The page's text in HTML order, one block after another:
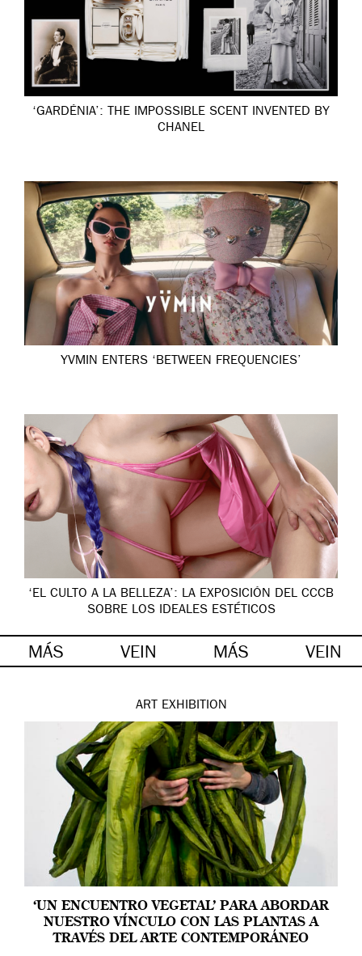
‘GARDÉNIA’: THE IMPOSSIBLE SCENT INVENTED BY
CHANEL
YVMIN ENTERS ‘BETWEEN FREQUENCIES’
‘EL CULTO A LA BELLEZA’: LA EXPOSICIÓN DEL CCCB
SOBRE LOS IDEALES ESTÉTICOS
MÁS VEIN MÁS VEIN
ART EXHIBITION
‘UN ENCUENTRO VEGETAL’ PARA ABORDAR
NUESTRO VÍNCULO CON LAS PLANTAS A
TRAVÉS DEL ARTE CONTEMPORÁNEO